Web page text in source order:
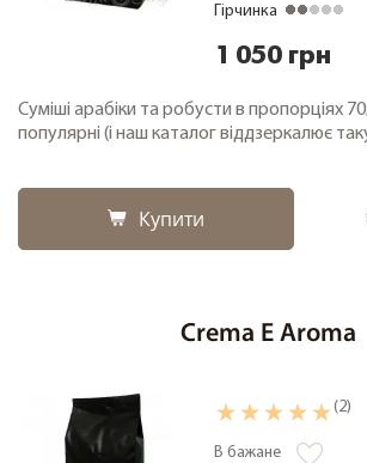
Гірчинка
1 050 грн
Суміші арабіки та робусти в пропорціях
популярні (і наш каталог віддзеркалює
Купити
Crema E Aroma
(2)
В бажане